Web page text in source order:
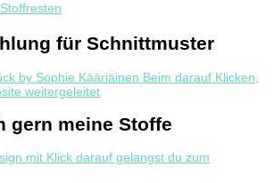
für Schnittmuster
gern meine Stoffe